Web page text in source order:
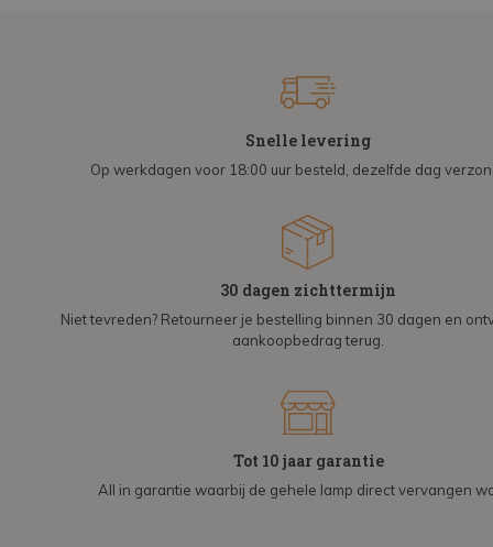
Snelle levering
Op werkdagen voor 18:00 uur besteld, dezelfde dag
30 dagen zichttermijn
Niet tevreden? Retourneer je bestelling binnen 30 dagen en
aankoopbedrag terug.
Tot 10 jaar garantie
All in garantie waarbij de gehele lamp direct vervangen